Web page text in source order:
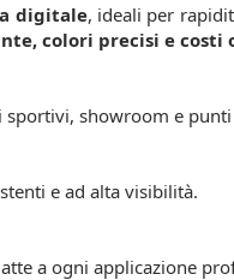
digitale, ideali per
colori precisi e costi
showroom e
e ad alta visibilità.
a ogni applicazione